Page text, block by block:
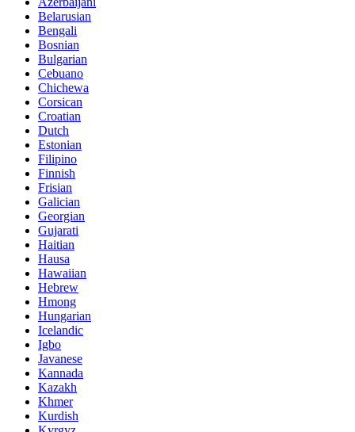
Belarusian
Bengali
Bosnian
Bulgarian
Cebuano
Chichewa
Corsican
Croatian
Dutch
Estonian
Filipino
Finnish
Frisian
Galician
Georgian
Gujarati
Haitian
Hausa
Hawaiian
Hebrew
Hmong
Hungarian
Icelandic
Igbo
Javanese
Kannada
Kazakh
Khmer
Kurdish